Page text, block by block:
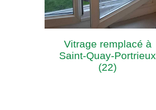
Vitrage remplacé à
Saint-Quay-Portrieux
(22)